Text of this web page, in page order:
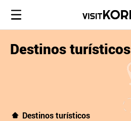
Destinos turísticos
Destinos turísticos